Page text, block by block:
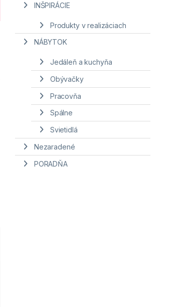
INŠPIRÁCIE
Produkty v realizáciach
NÁBYTOK
Jedáleň a kuchyňa
Obývačky
Pracovňa
Spálne
Svietidlá
Nezaradené
PORADŇA